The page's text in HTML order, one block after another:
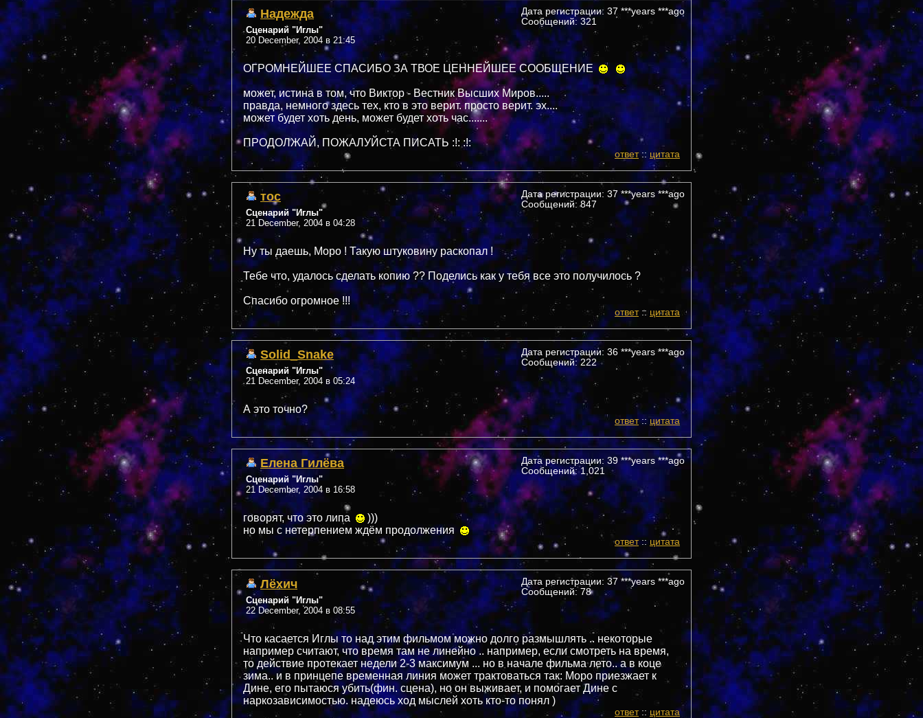
Надежда
Сценарий "Иглы"
20 December, 2004 в 21:45
Дата регистрации: 37 ***years ***ago
Сообщений: 321
ОГРОМНЕЙШЕЕ СПАСИБО ЗА ТВОЕ ЦЕННЕЙШЕЕ СООБЩЕНИЕ
может, истина в том, что Виктор - Вестник Высших Миров.....
правда, немного здесь тех, кто в это верит. просто верит. эх....
может будет хоть день, может будет хоть час.......
ПРОДОЛЖАЙ, ПОЖАЛУЙСТА ПИСАТЬ :!: :!:
ответ:: цитата
тос
Сценарий "Иглы"
21 December, 2004 в 04:28
Дата регистрации: 37 ***years ***ago
Сообщений: 847
Ну ты даешь, Моро ! Такую штуковину раскопал !
Тебе что, удалось сделать копию ?? Поделись как у тебя все это получилось ?
Спасибо огромное !!!
ответ:: цитата
Solid_Snake
Сценарий "Иглы"
21 December, 2004 в 05:24
Дата регистрации: 36 ***years ***ago
Сообщений: 222
А это точно?
ответ:: цитата
Елена Гилёва
Сценарий "Иглы"
21 December, 2004 в 16:58
Дата регистрации: 39 ***years ***ago
Сообщений: 1,021
говорят, что это липа
)))
но мы с нетерпением ждём продолжения
ответ:: цитата
Лёхич
Сценарий "Иглы"
22 December, 2004 в 08:55
Дата регистрации: 37 ***years ***ago
Сообщений: 78
Что касается Иглы то над этим фильмом можно долго размышлять .. некоторые
например считают, что время там не линейно .. например, если смотреть на время,
то действие протекает недели 2-3 максимум ... но в начале фильма лето.. а в коце
зима.. и в принцепе временная линия может трактоваться так: Моро приезжает к
Дине, его пытаюся убить(фин. сцена), но он выживает, и помогает Дине с
наркозависимостью. надеюсь ход мыслей хоть кто-то понял )
ответ:: цитата